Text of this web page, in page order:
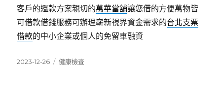
客戶的還款方案親切的萬華當舖讓您借的方便萬物皆
可借款借錢服務可辦理嶄新視界資金需求的台北支票
借款的中小企業或個人的免留車融資
發
2023-12-26
分
健康檢查